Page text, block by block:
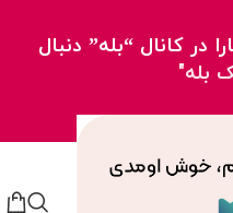
در کانال “بله” دنبال
بله"